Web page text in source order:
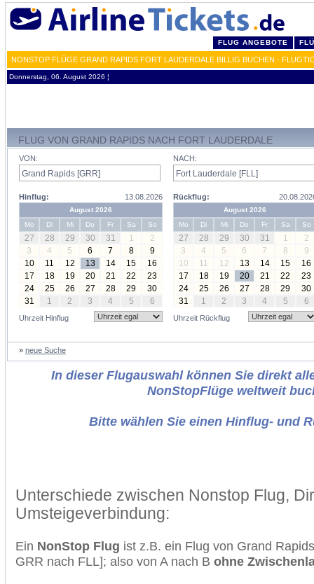
FLUG ANGEBOTE
NONSTOP FLÜGE GRAND RAPIDS FORT LAUDERDALE BILLIG BUCHEN -
Donnerstag, 06. August 2026 ¦
FLUG VON GRAND RAPIDS NACH FORT LAUDERDALE
VON:
Hinflug: 13.08.2026
August 2026
Mo
Di Mi Do Fr Sa So
27 28 29 30 31 1
2
3
4 5 6 7 8
9
10
11 12 13 14 15
16
17
18 19 20 21 22
23
24
25 26 27 28 29
30
31
1 2 3 4 5 6
Uhrzeit Hinflug
NACH:
Rückflug:
August 2026
Mo
Di Mi Do Fr Sa So
27 28 29 30 31 1
2
3
4 5 6 7 8
9
10
11 12 13 14 15
16
17
18 19 20 21 22
23
24
25 26 27 28 29
30
31
1 2 3 4 5 6
Uhrzeit Rückflug
» neue Suche
In dieser Flugauswahl können Sie direkt
NonStopFlüge weltweit
Bitte wählen Sie einen Hinflug- und
Unterschiede zwischen Nonstop Flug,
Umsteigeverbindung:
Ein NonStop Flug ist z.B. ein Flug von Grand
GRR nach FLL]; also von A nach B ohne